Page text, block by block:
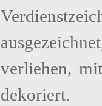
verliehen,
dekoriert.